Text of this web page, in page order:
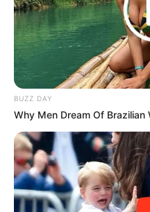
Serem! 9 Chat Ojek
Pelanggan Ini Bikin
Merinding
BUZZ DAY
Why Men Dream Of Brazilian